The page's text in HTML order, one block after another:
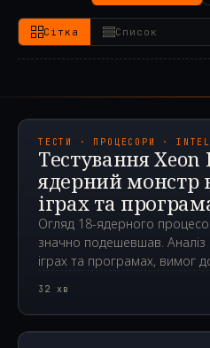
Сітка Список
ТЕСТИ · ПРОЦЕСОРИ · INTEL
Тестування Xeon
ядерний монстр
іграх та
Огляд 18-ядерного
значно подешевшав. Аналіз
іграх та програмах, вимог
32 хв